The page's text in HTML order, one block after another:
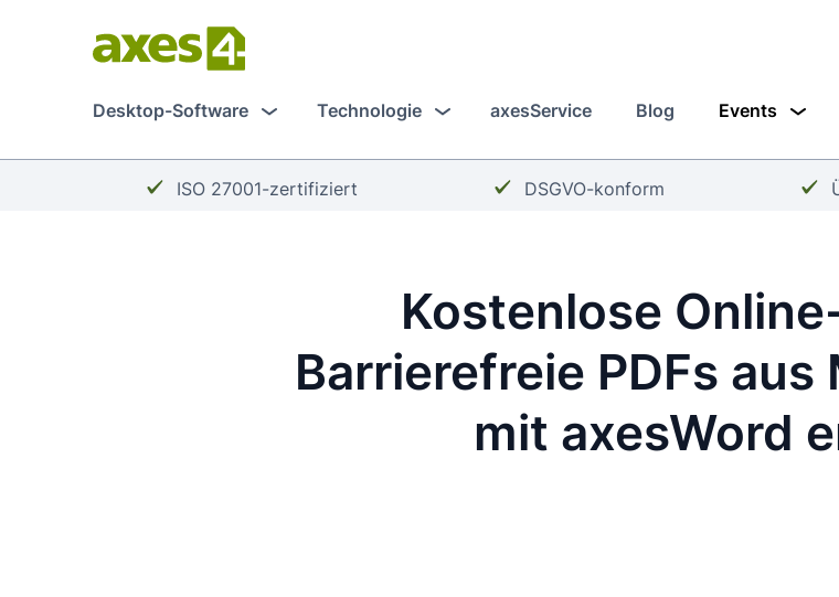
Hauptinhalt
Desktop-Software Technologie axesService Blog Events
Häkchen:
ISO 27001-zertifiziert Häkchen:
DSGVO-konform
Kostenlose
Barrierefreie PDFs
mit axesWord